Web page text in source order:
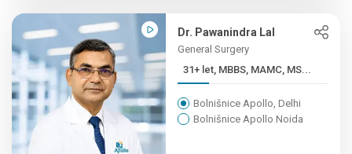
Dr. Pawanindra Lal
General Surgery
31+ let, MBBS, MAMC, MS...
Bolnišnice Apollo, Delhi
Bolnišnice Apollo Noida